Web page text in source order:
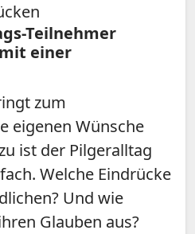
Teilnehmer
einer
zum
eigenen Wünsche
ist der Pilgeralltag
Welche Eindrücke
Und wie
Glauben aus?